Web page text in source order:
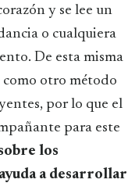
y se lee un
o cualquiera
De esta misma
como otro método
por lo que el
para este
los
a desarrollar